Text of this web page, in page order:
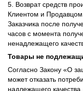
5. Возврат средств
Клиентом и
Заказчика после
часов с момента
ненадлежащего
Товары не
Согласно Закону «О
может отказать
надлежащего